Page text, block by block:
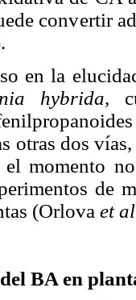
convertir
en la
hybrida,
otras dos
el momento
de
(Orlova et
BA en